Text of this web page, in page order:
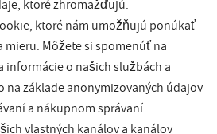
ktoré zhromažďujú.
ktoré nám umožňujú ponúkať
mieru. Môžete si spomenúť na
informácie o našich službách a
na základe anonymizovaných údajov
a nákupnom správaní
vlastných kanálov a kanálov